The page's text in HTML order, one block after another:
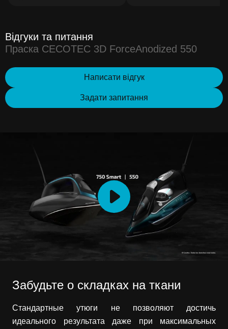
Відгуки та питання
Праска CECOTEC 3D ForceAnodized 550
Написати відгук
Задати запитання
Забудьте о складках на ткани
Стандартные утюги не позволяют достичь
идеального результата даже при максимальных